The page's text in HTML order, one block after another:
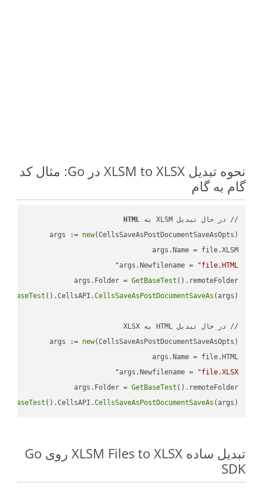
نحوه تبدیل XLSM to XLSX در Go: مثال کد
گام به گام
// در حال تبدیل XLSM به
HTML
args := new
args.Newfilename =
"file.HTML"
args.Folder = GetBaseTest
GetBaseTest ().CellsAPI.CellsSaveAsPostDocumentSaveAs
args := new
args.Newfilename =
"file.XLSX"
args.Folder = GetBaseTest
GetBaseTest ().CellsAPI.CellsSaveAsPostDocumentSaveAs (args)
تبدیل ساده XLSM Files to XLSX روی Go
SDK